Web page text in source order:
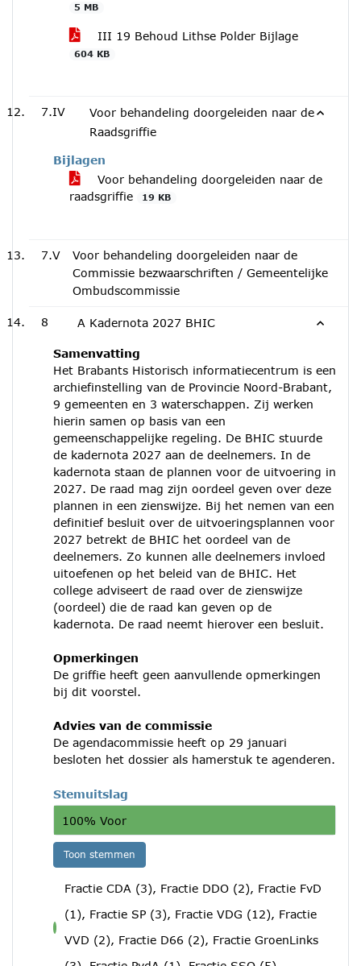
5 MB
III 19 Behoud Lithse Polder Bijlage
604 KB
7.IV
Voor behandeling doorgeleiden naar de
Raadsgriffie
Bijlagen
Voor behandeling doorgeleiden naar de
raadsgriffie
19 KB
7.V
Voor behandeling doorgeleiden naar de
Commissie bezwaarschriften / Gemeentelijke
Ombudscommissie
8 A Kadernota 2027 BHIC
Samenvatting
Het Brabants Historisch informatiecentrum is een
archiefinstelling van de Provincie Noord-Brabant,
9 gemeenten en 3 waterschappen. Zij werken
hierin samen op basis van een
gemeenschappelijke regeling. De BHIC stuurde
de kadernota 2027 aan de deelnemers. In de
kadernota staan de plannen voor de uitvoering in
2027. De raad mag zijn oordeel geven over deze
plannen in een zienswijze. Bij het nemen van een
definitief besluit over de uitvoeringsplannen voor
2027 betrekt de BHIC het oordeel van de
deelnemers. Zo kunnen alle deelnemers invloed
uitoefenen op het beleid van de BHIC. Het
college adviseert de raad over de zienswijze
(oordeel) die de raad kan geven op de
kadernota. De raad neemt hierover een besluit.
Opmerkingen
De griffie heeft geen aanvullende opmerkingen
bij dit voorstel.
Advies van de commissie
De agendacommissie heeft op 29 januari
besloten het dossier als hamerstuk te agenderen.
Stemuitslag
100% Voor
Toon stemmen
voor
Fractie CDA (3), Fractie DDO (2), Fractie FvD
(1), Fractie SP (3), Fractie VDG (12), Fractie
VVD (2), Fractie D66 (2), Fractie GroenLinks